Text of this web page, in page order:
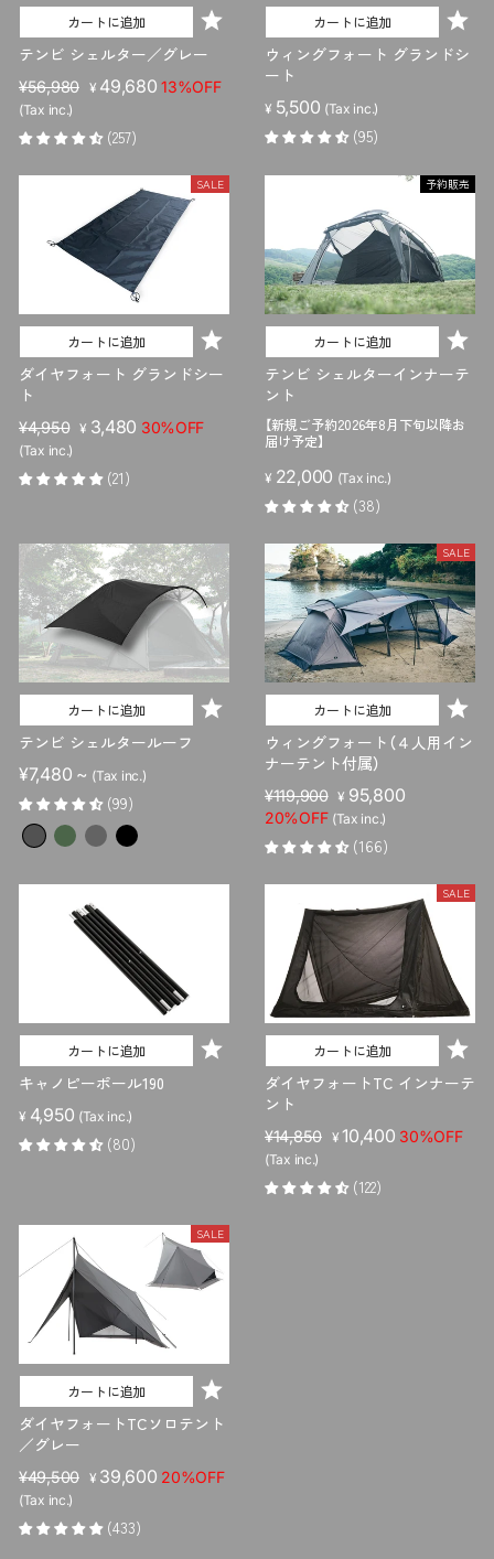
カートに追加
テンビ シェルター／グレー
販
売
価
格
¥56,980 セ
ル
価
格
¥ 49,68013%OFF
(Tax inc.)
(257)
カートに追加
ウィングフォート グランドシ
ート
¥ 5,500 (Tax inc.)
(95)
SALE
カートに追加
ダイヤフォート グランドシー
ト
販
売
価
格
¥4,950 セ
ル
価
¥ 3,480 30%OFF
(Tax inc.)
(21)
予約販売
カートに追加
テンビ シェルターインナーテ
ント
【新規ご予約2026年8月下旬以降お
届け予定】
¥ 22,000 (Tax inc.)
(38)
カートに追加
テンビ シェルタールーフ
¥7,480 ~ (Tax inc.)
(99)
SALE
カートに追加
ウィングフォート（４人用イン
ナーテント付属）
販
売
価
格
¥119,900 セ
ー
ル
価
格
¥ 95,800
20%OFF (Tax inc.)
(166)
カートに追加
キャノピーポール190
¥ 4,950 (Tax inc.)
(80)
SALE
カートに追加
ダイヤフォートTC インナーテ
ント
販
売
価
格
¥14,850 セ
ル
価
¥ 10,400 30%OFF
(Tax inc.)
(122)
SALE
カートに追加
ダイヤフォートTCソロテント
／グレー
販
売
価
格
¥49,500 セ
ル
価
¥ 39,600 20%OFF
(Tax inc.)
(433)